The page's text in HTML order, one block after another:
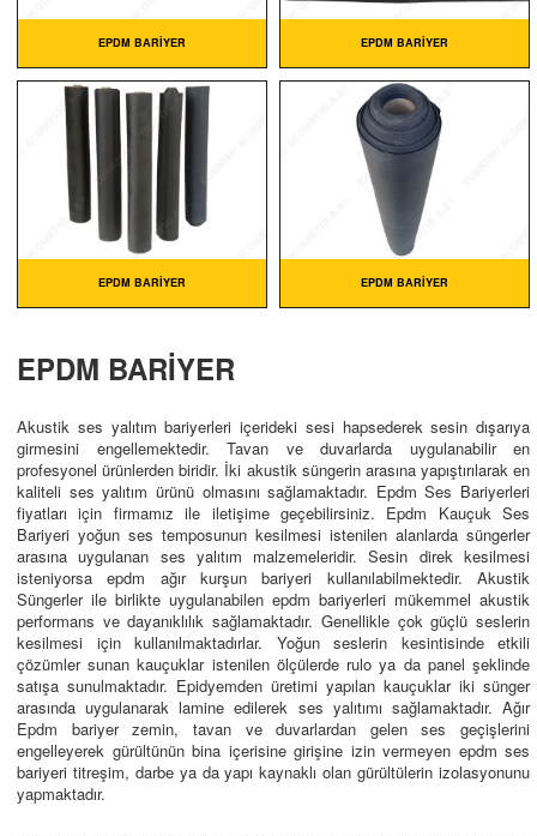
EPDM BARIYER EPDM BARIYER
EPDM BARIYER EPDM BARIYER
EPDM BARİYER
Akustik ses yalıtım bariyerleri içerideki sesi hapsederek sesin dışarıya
girmesini engellemektedir. Tavan ve duvarlarda uygulanabilir en
profesyonel ürünlerden biridir. İki akustik süngerin arasına yapıştırılarak en
kaliteli ses yalıtım ürünü olmasını sağlamaktadır. Epdm Ses Bariyerleri
fiyatları için firmamız ile iletişime geçebilirsiniz. Epdm Kauçuk Ses
Bariyeri yoğun ses temposunun kesilmesi istenilen alanlarda süngerler
arasına uygulanan ses yalıtım malzemeleridir. Sesin direk kesilmesi
isteniyorsa epdm ağır kurşun bariyeri kullanılabilmektedir. Akustik
Süngerler ile birlikte uygulanabilen epdm bariyerleri mükemmel akustik
performans ve dayanıklılık sağlamaktadır. Genellikle çok güçlü seslerin
kesilmesi için kullanılmaktadırlar. Yoğun seslerin kesintisinde etkili
çözümler sunan kauçuklar istenilen ölçülerde rulo ya da panel şeklinde
satışa sunulmaktadır. Epidyemden üretimi yapılan kauçuklar iki sünger
arasında uygulanarak lamine edilerek ses yalıtımı sağlamaktadır. Ağır
Epdm bariyer zemin, tavan ve duvarlardan gelen ses geçişlerini
engelleyerek gürültünün bina içerisine girişine izin vermeyen epdm ses
bariyeri titreşim, darbe ya da yapı kaynaklı olan gürültülerin izolasyonunu
yapmaktadır.